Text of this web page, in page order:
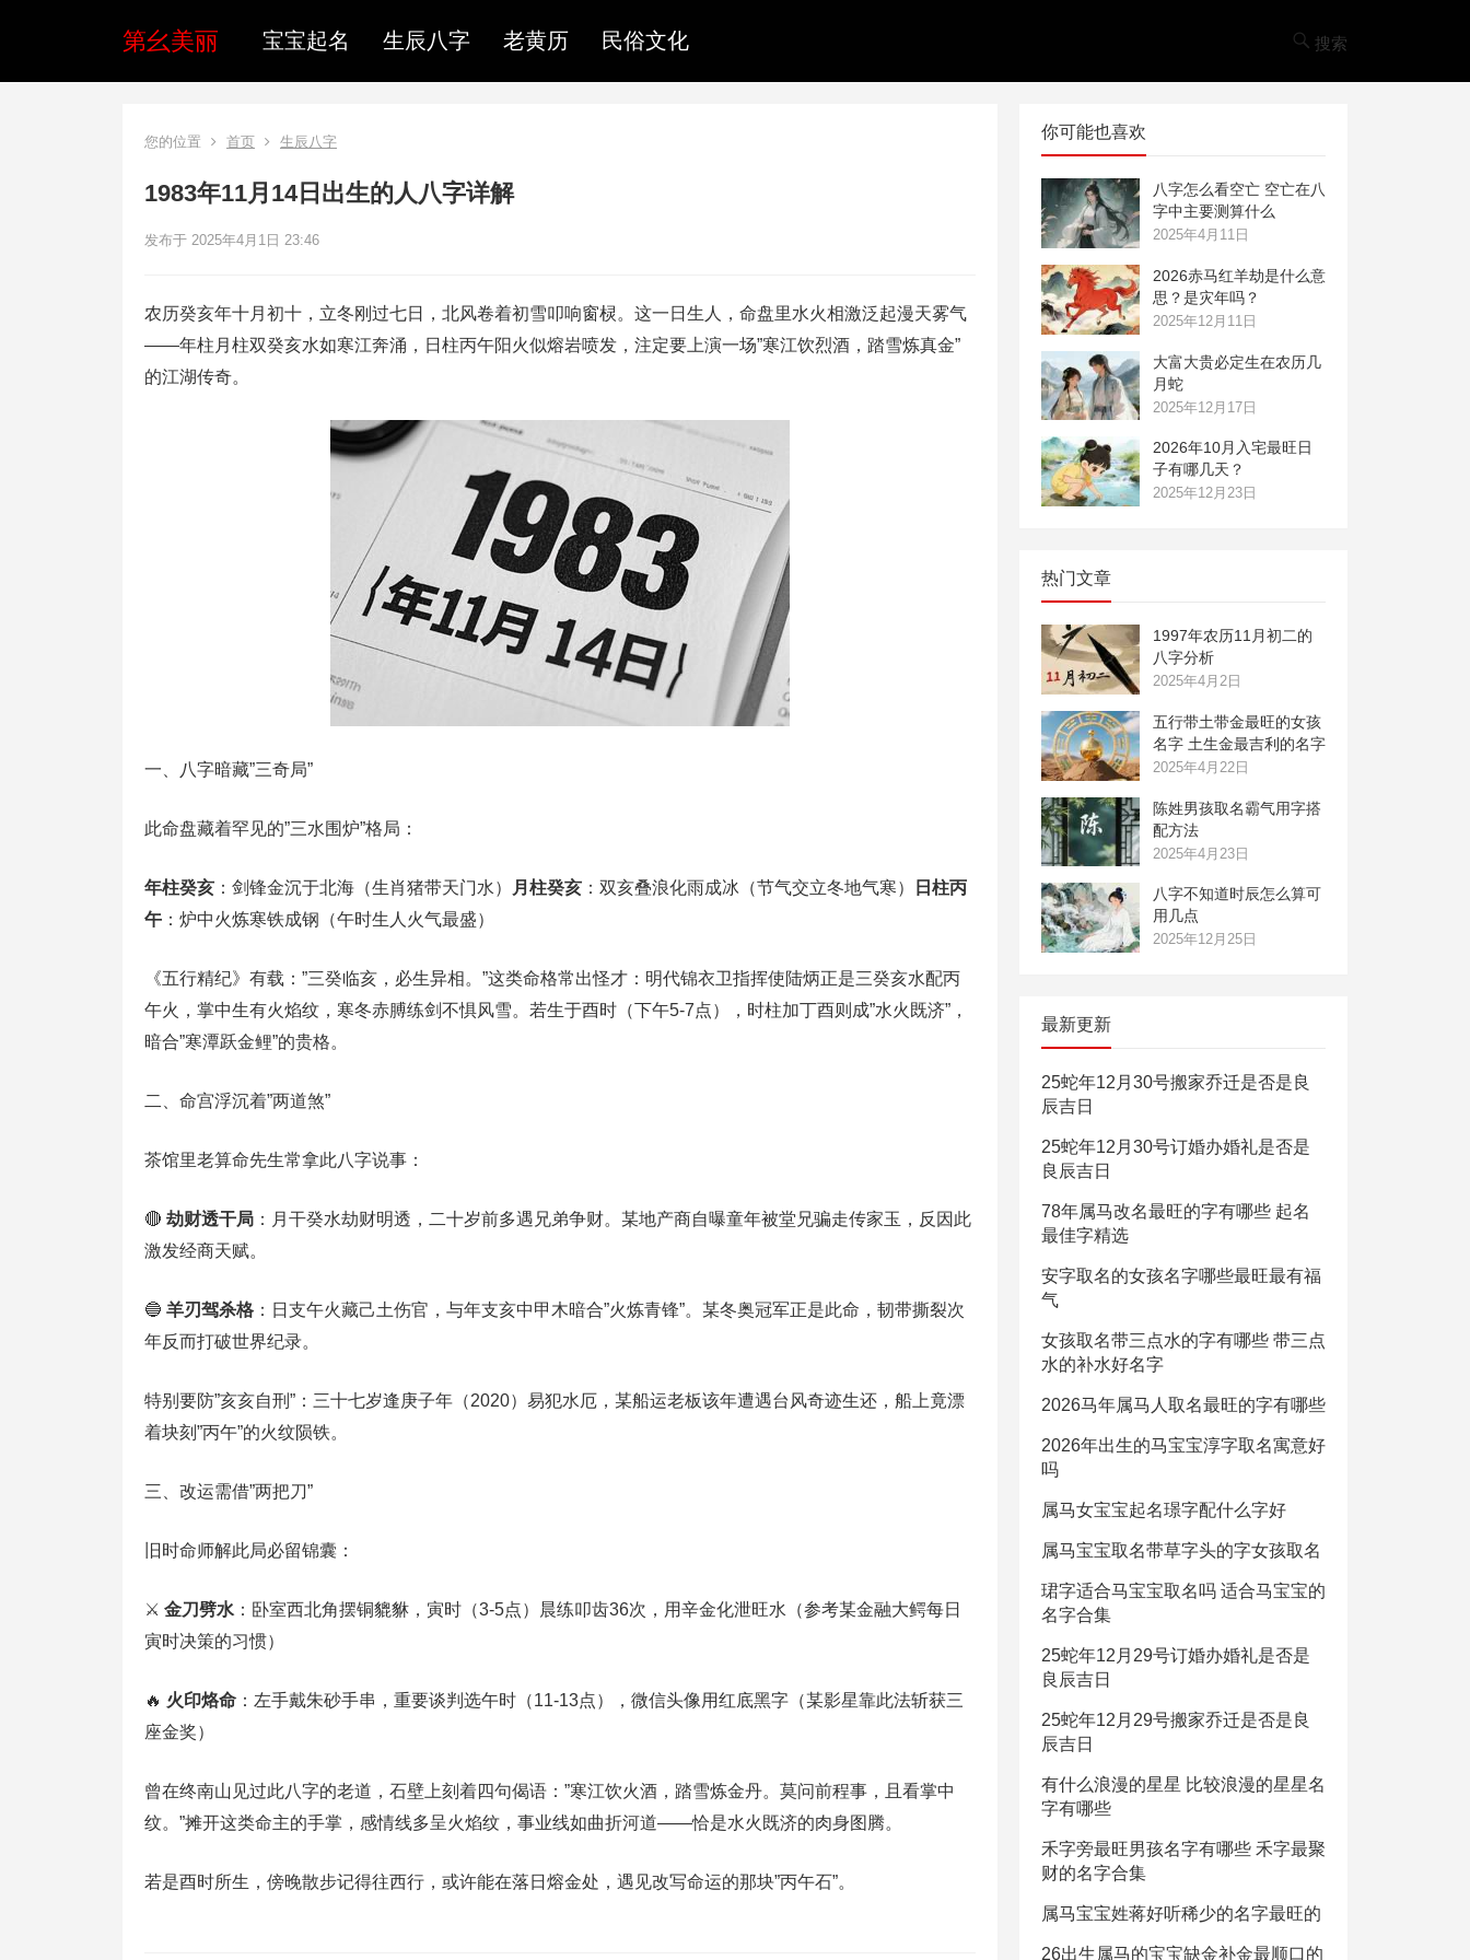
第幺美丽 宝宝起名 生辰八字 老黄历 民俗文化 搜索
您的位置 首页 生辰八字
1983年11月14日出生的人八字详解
发布于 2025年4月1日 23:46
农历癸亥年十月初十，立冬刚过七日，北风卷着初雪叩响窗棂。这一日生人，命盘里水火相激泛起漫天雾气
——年柱月柱双癸亥水如寒江奔涌，日柱丙午阳火似熔岩喷发，注定要上演一场”寒江饮烈酒，踏雪炼真金”
的江湖传奇。
一、八字暗藏”三奇局”
此命盘藏着罕见的”三水围炉”格局：
年柱癸亥 ‌：剑锋金沉于北海（生肖猪带天门水）‌ 月柱癸亥 ‌：双亥叠浪化雨成冰（节气交立冬地气寒）‌
日柱丙
午 ‌：炉中火炼寒铁成钢（午时生人火气最盛）
《五行精纪》有载：”三癸临亥，必生异相。”这类命格常出怪才：明代锦衣卫指挥使陆炳正是三癸亥水配丙
午火，掌中生有火焰纹，寒冬赤膊练剑不惧风雪。若生于酉时（下午5-7点），时柱加丁酉则成”水火既济”，
暗合”寒潭跃金鲤”的贵格。
二、命宫浮沉着”两道煞”
茶馆里老算命先生常拿此八字说事：
🔴 ‌ 劫财透干局 ‌：月干癸水劫财明透，二十岁前多遇兄弟争财。某地产商自曝童年被堂兄骗走传家玉，反因此
激发经商天赋。
🔵 ‌ 羊刃驾杀格 ‌：日支午火藏己土伤官，与年支亥中甲木暗合”火炼青锋”。某冬奥冠军正是此命，韧带撕裂次
年反而打破世界纪录。
特别要防”亥亥自刑”：三十七岁逢庚子年（2020）易犯水厄，某船运老板该年遭遇台风奇迹生还，船上竟漂
着块刻”丙午”的火纹陨铁。
三、改运需借”两把刀”
旧时命师解此局必留锦囊：
⚔️ ‌ 金刀劈水 ‌：卧室西北角摆铜貔貅，寅时（3-5点）晨练叩齿36次，用辛金化泄旺水（参考某金融大鳄每日
寅时决策的习惯）
🔥 ‌ 火印烙命 ‌：左手戴朱砂手串，重要谈判选午时（11-13点），微信头像用红底黑字（某影星靠此法斩获三
座金奖）
曾在终南山见过此八字的老道，石壁上刻着四句偈语：”寒江饮火酒，踏雪炼金丹。莫问前程事，且看掌中
纹。”摊开这类命主的手掌，感情线多呈火焰纹，事业线如曲折河道——恰是水火既济的肉身图腾。
若是酉时所生，傍晚散步记得往西行，或许能在落日熔金处，遇见改写命运的那块”丙午石”。
你可能也喜欢
八字怎么看空亡 空亡在八
字中主要测算什么
2025年4月11日
2026赤马红羊劫是什么意
思？是灾年吗？
2025年12月11日
大富大贵必定生在农历几
月蛇
2025年12月17日
2026年10月入宅最旺日
子有哪几天？
2025年12月23日
热门文章
1997年农历11月初二的
八字分析
2025年4月2日
五行带土带金最旺的女孩
名字 土生金最吉利的名字
2025年4月22日
陈姓男孩取名霸气用字搭
配方法
2025年4月23日
八字不知道时辰怎么算可
用几点
2025年12月25日
最新更新
25蛇年12月30号搬家乔迁是否是良
辰吉日
25蛇年12月30号订婚办婚礼是否是
良辰吉日
78年属马改名最旺的字有哪些 起名
最佳字精选
安字取名的女孩名字哪些最旺最有福
气
女孩取名带三点水的字有哪些 带三点
水的补水好名字
2026马年属马人取名最旺的字有哪些
2026年出生的马宝宝淳字取名寓意好
吗
属马女宝宝起名璟字配什么字好
属马宝宝取名带草字头的字女孩取名
珺字适合马宝宝取名吗 适合马宝宝的
名字合集
25蛇年12月29号订婚办婚礼是否是
良辰吉日
25蛇年12月29号搬家乔迁是否是良
辰吉日
有什么浪漫的星星 比较浪漫的星星名
字有哪些
禾字旁最旺男孩名字有哪些 禾字最聚
财的名字合集
属马宝宝姓蒋好听稀少的名字最旺的
26出生属马的宝宝缺金补金最顺口的